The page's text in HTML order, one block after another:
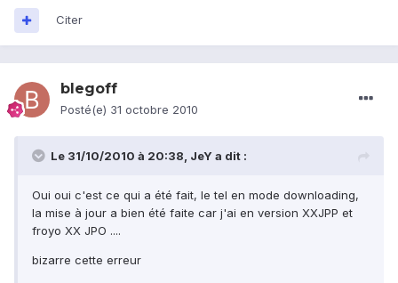
Citer
blegoff
Posté(e) 31 octobre 2010
Le 31/10/2010 à 20:38, JeY a dit :
Oui oui c'est ce qui a été fait, le tel en mode downloading,
la mise à jour a bien été faite car j'ai en version XXJPP et
froyo XX JPO ....
bizarre cette erreur